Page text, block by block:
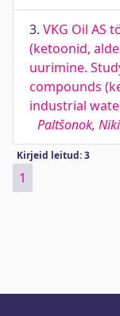
3. VKG Oil AS
(ketoonid,
uurimine.
compounds
industrial
Paltšonok,
Kirjeid leitud: 3
1